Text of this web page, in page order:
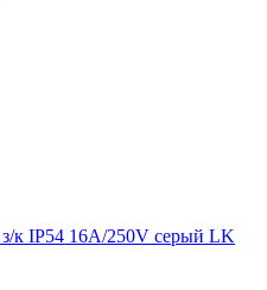
к IP54 16А/250V серый LK